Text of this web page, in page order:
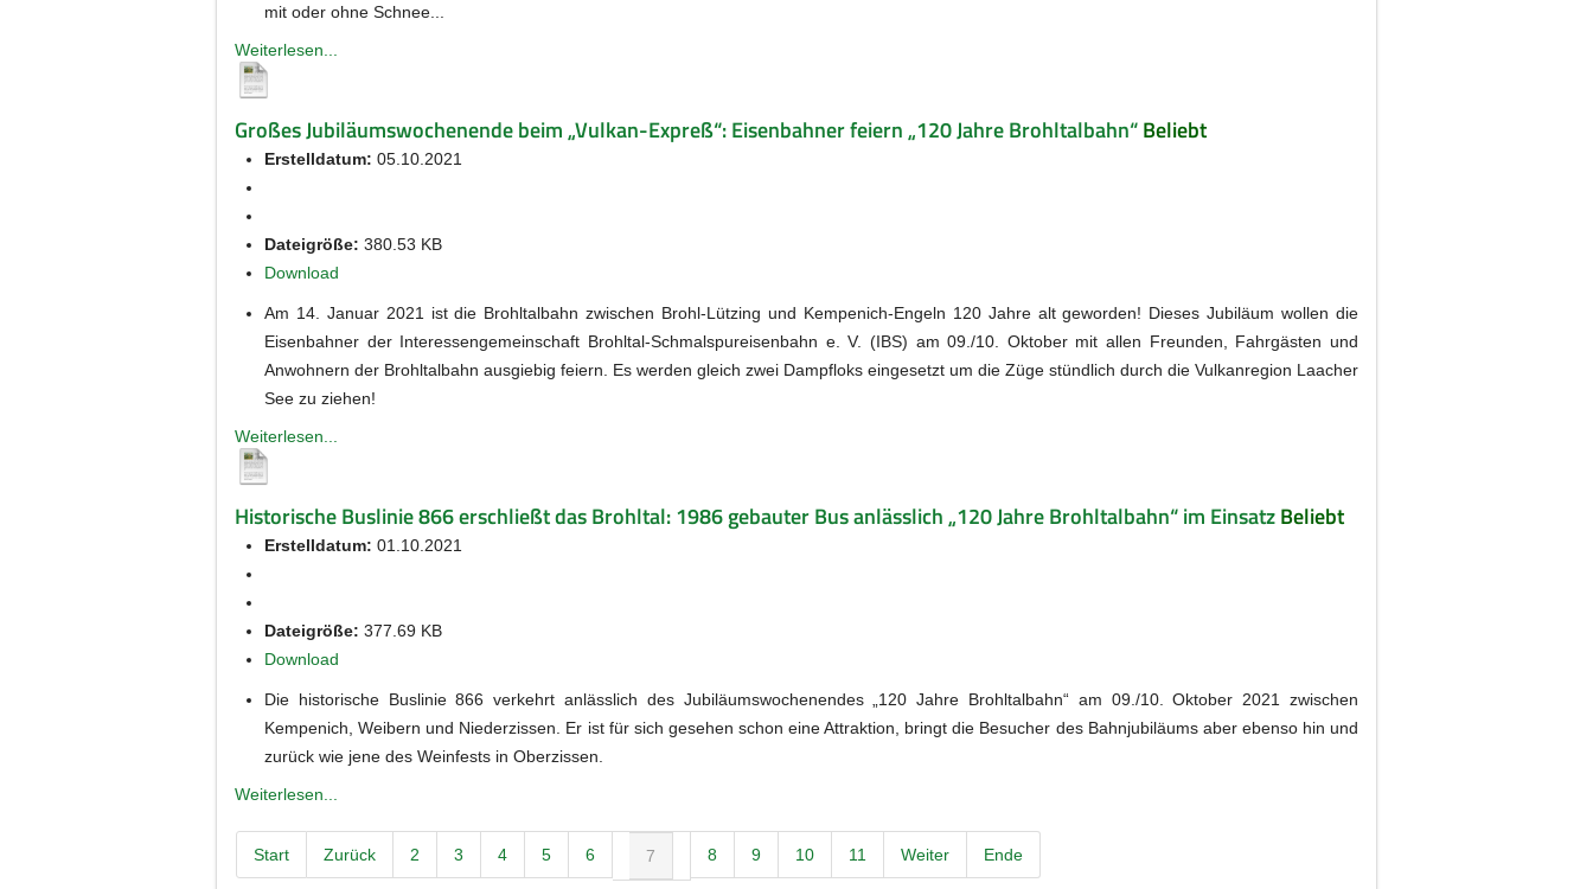
mit oder ohne Schnee...
Weiterlesen...
Großes Jubiläumswochenende beim „Vulkan-Expreß“: Eisenbahner feiern „120 Jahre Brohltalbahn“Beliebt
Erstelldatum: 05.10.2021
Dateigröße: 380.53 KB
Download
Am 14. Januar 2021 ist die Brohltalbahn zwischen Brohl-Lützing und Kempenich-Engeln 120 Jahre alt geworden! Dieses Jubiläum wollen die
Eisenbahner der Interessengemeinschaft Brohltal-Schmalspureisenbahn e. V. (IBS) am 09./10. Oktober mit allen Freunden, Fahrgästen und
Anwohnern der Brohltalbahn ausgiebig feiern. Es werden gleich zwei Dampfloks eingesetzt um die Züge stündlich durch die Vulkanregion Laacher
See zu ziehen!
Weiterlesen...
Historische Buslinie 866 erschließt das Brohltal: 1986 gebauter Bus anlässlich „120 Jahre Brohltalbahn“ im EinsatzBeliebt
Erstelldatum: 01.10.2021
Dateigröße: 377.69 KB
Download
Die historische Buslinie 866 verkehrt anlässlich des Jubiläumswochenendes „120 Jahre Brohltalbahn“ am 09./10. Oktober 2021 zwischen
Kempenich, Weibern und Niederzissen. Er ist für sich gesehen schon eine Attraktion, bringt die Besucher des Bahnjubiläums aber ebenso hin und
zurück wie jene des Weinfests in Oberzissen.
Weiterlesen...
Start Zurück 2 3 4 5 6 7 8 9 10 11 Weiter Ende